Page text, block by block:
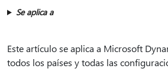
Se aplica a
Este artículo se aplica a Microsoft
todos los países y todas las